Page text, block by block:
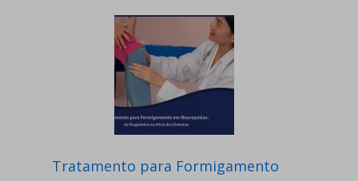
Tratamento para Formigamento